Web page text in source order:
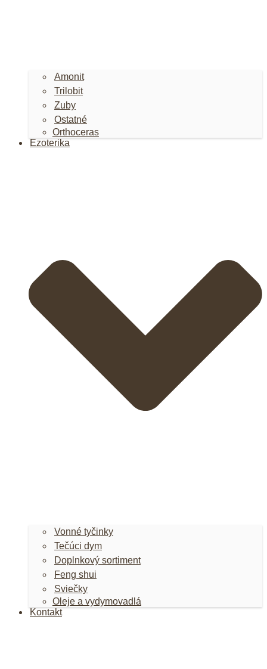
Amonit
Trilobit
Zuby
Ostatné
Orthoceras
Ezoterika
Vonné tyčinky
Tečúci dym
Doplnkový sortiment
Feng shui
Sviečky
Oleje a vydymovadlá
Kontakt